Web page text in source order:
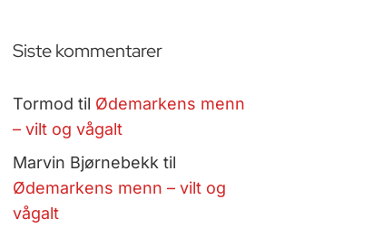
Siste kommentarer
Tormod til Ødemarkens menn
– vilt og vågalt
Marvin Bjørnebekk til
Ødemarkens menn – vilt og
vågalt